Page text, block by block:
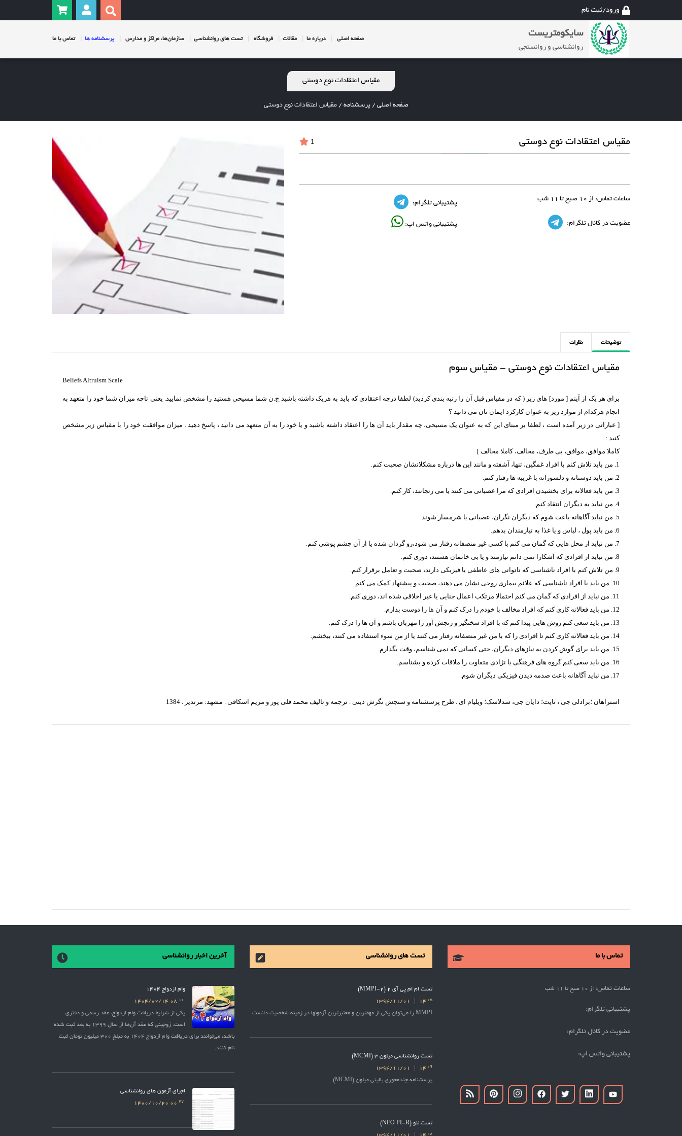
ورود/ثبت نام
سایکومتریست
روانشناسی و روانسنجی
صفحه اصلی درباره ما مقالات فروشگاه تست های روانشناسی سازمان‌ها، مراکز و مدارس پرسشنامه ها تماس با ما
مقیاس اعتقادات نوع دوستی
صفحه اصلی /پرسشنامه /مقیاس اعتقادات نوع دوستی
مقیاس اعتقادات نوع دوستی 1
ساعات تماس: از 10 صبح تا 11 شب
پشتیبانی تلگرام:
عضویت در کانال تلگرام: پشتیبانی واتس اپ:
توضیحات نظرات
مقیاس اعتقادات نوع دوستی - مقیاس سوم
Beliefs Altruism Scale
برای هر یک از آیتم [ مورد] های زیر ( که در مقیاس قبل آن را رتبه بندی کردید) لطفا درجه اعتقادی که باید به هریک داشته باشید چ.ن شما مسیحی هستید را مشخص نمایید. یعنی تاچه میزان شما خود را متعهد به
انجام هرکدام از موارد زیر به عنوان کارکرد ایمان تان می دانید ؟
[ عباراتی در زیر آمده است ، لطفا بر مبنای این که به عنوان یک مسیحی، چه مقدار باید آن ها را اعتقاد داشته باشید و یا خود را به آن متعهد می دانید ، پاسخ دهید . میزان موافقت خود را با مقیاس زیر مشخص
کنید :
کاملا موافق، موافق، بی طرف، مخالف، کاملا مخالف ]
1. من باید تلاش کنم با افراد غمگین، تنها، آشفته و مانند این ها درباره مشکلاتشان صحبت کنم.
2. من باید دوستانه و دلسوزانه با غریبه ها رفتار کنم.
3. من باید فعالانه برای بخشیدن افرادی که مرا عصبانی می کنند یا می رنجانند، کار کنم.
4. من نباید به دیگران انتقاد کنم.
5. من نباید آگاهانه باعث شوم که دیگران نگران، عصبانی یا شرمسار شوند.
6. من باید پول ، لباس و یا غذا به نیازمندان بدهم.
7. من نباید از محل هایی که گمان می کنم با کسی غیر منصفانه رفتار می شود،رو گردان شده یا از آن چشم پوشی کنم.
8. من نباید از افرادی که آشکارا نمی دانم نیازمند و یا بی خانمان هستند، دوری کنم.
9. من تلاش کنم با افراد ناشناسی که ناتوانی های عاطفی یا فیزیکی دارند، صحبت و تعامل برقرار کنم.
10. من باید با افراد ناشناسی که علائم بیماری روحی نشان می دهند، صحبت و پیشنهاد کمک می کنم.
11. من نباید از افرادی که گمان می کنم احتمالا مرتکب اعمال جنایی یا غیر اخلاقی شده اند، دوری کنم.
12. من باید فعالانه کاری کنم که افراد مخالف با خودم را درک کنم و آن ها را دوست بدارم.
13. من باید سعی کنم روش هایی پیدا کنم که با افراد سختگیر و رنجش آور را مهربان باشم و آن ها را درک کنم.
14. من باید فعالانه کاری کنم تا افرادی را که با من غیر منصفانه رفتار می کنند یا از من سوء استفاده می کنند، ببخشم.
15. من باید برای گوش کردن به نیازهای دیگران، حتی کسانی که نمی شناسم، وقت بگذارم.
16. من باید سعی کنم گروه های فرهنگی یا نژادی متفاوت را ملاقات کرده و بشناسم.
17. من نباید آگاهانه باعث صدمه دیدن فیزیکی دیگران شوم.
استراهان ؛برادلی جی ، نایت؛ دایان جی، سدلاسک؛ ویلیام ای . طرح پرسشنامه و سنجش نگرش دینی . ترجمه و تالیف محمد قلی پور و مریم اسکافی . مشهد: مرندیز . 1384
تماس با ما
ساعات تماس: از 10 صبح تا 11 شب
پشتیبانی تلگرام:
عضویت در کانال تلگرام:
پشتیبانی واتس اپ:
تست های روانشناسی
تست ام ام پی آی 2 (MMPI-2)
05
14
1394/11/01
MMPI را می‌توان یکی از مهمترین و معتبرترین آزمونها در زمینه شخصیت دانست
تست روانشناسی میلون 3 (MCMI)
09
14
1394/11/01
پرسشنامه چندمحوری بالینی میلون (MCMI)
تست نئو (NEO PI-R)
08
آخرین اخبار روانشناسی
وام ازدواج 1404
10
1404/02/14
یکی از شرایط دریافت وام ازدواج، عقد رسمی و دفتری
است. زوجینی که عقد آن‌ها از سال 1399 به بعد ثبت شده
باشد، می‌توانند برای دریافت وام ازدواج 1404 به مبلغ 300 میلیون تومان ثبت
نام کنند.
اجرای آزمون های روانشناسی
27
1400/10/20